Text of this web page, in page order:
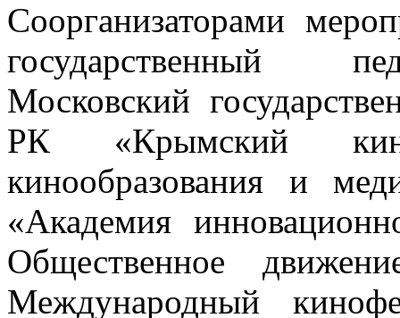
Соорганизаторами
государственный
Московский
РК «Крымский
кинообразования и
«Академия
Общественное
Международный